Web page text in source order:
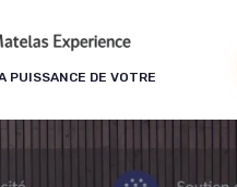
PUISSANCE DE VOTRE
des cookies